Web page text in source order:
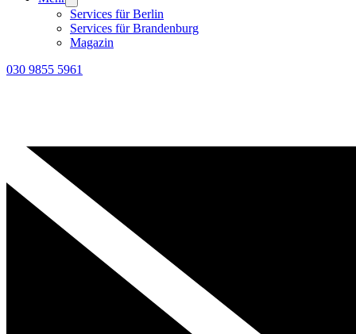
Services für Berlin
Services für Brandenburg
Magazin
030 9855 5961